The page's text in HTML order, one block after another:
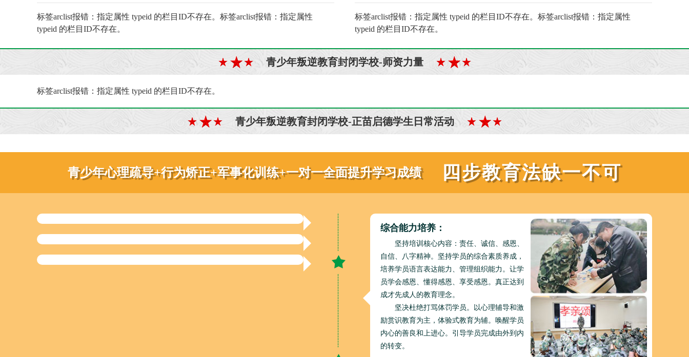
标签arclist报错：指定属性 typeid 的栏目ID不存在。标签arclist报错：指定属性
typeid 的栏目ID不存在。
标签arclist报错：指定属性 typeid 的栏目ID不存在。标签arclist报错：指定属性
typeid 的栏目ID不存在。
青少年叛逆教育封闭学校-师资力量
标签arclist报错：指定属性 typeid 的栏目ID不存在。
青少年叛逆教育封闭学校-正苗启德学生日常活动
青少年心理疏导+行为矫正+军事化训练+一对一全面提升学习成绩 四步教育法缺一不可
综合能力培养：
坚持培训核心内容：责任、诚信、感恩、
自信、八字精神。坚持学员的综合素质养成，
培养学员语言表达能力、管理组织能力。让学
员学会感恩、懂得感恩、享受感恩。真正达到
成才先成人的教育理念。
坚决杜绝打骂体罚学员。以心理辅导和激
励赏识教育为主，体验式教育为辅。唤醒学员
内心的善良和上进心。引导学员完成由外到内
的转变。